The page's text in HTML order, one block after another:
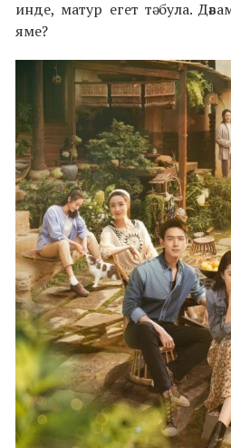
инде, матур егет тә була.
яме?